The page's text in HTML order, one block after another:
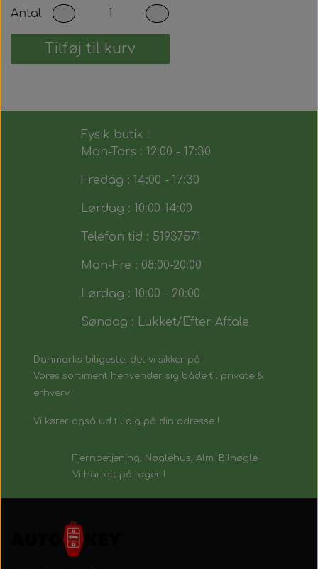
Komplet bilnøgle med fjernbetjening.
Præcis skæring af nøgleblad.
Programmering af startspærre (immobilizer).
Programmering af fjernbetjening.
Du modtager dermed en fuldt funktionsdygtig
bilnøgle, der fungerer på samme måde som den
Antal
Tilføj til kurv
Fysik butik :
Man-Tors : 12:00 - 17:30
Fredag : 14:00 - 17:30
Lørdag : 10:00-14:00
Telefon tid : 51937571
Man-Fre : 08:00-20:00
Lørdag : 10:00 - 20:00
Søndag : Lukket/Efter Aftale
Danmarks biligeste, det vi sikker på !
Vores sortiment henvender sig både til private &
erhverv.
Vi kører også ud til dig på din adresse !
Fjernbetjening, Nøglehus, Alm. Bilnøgle
Vi har alt på lager !